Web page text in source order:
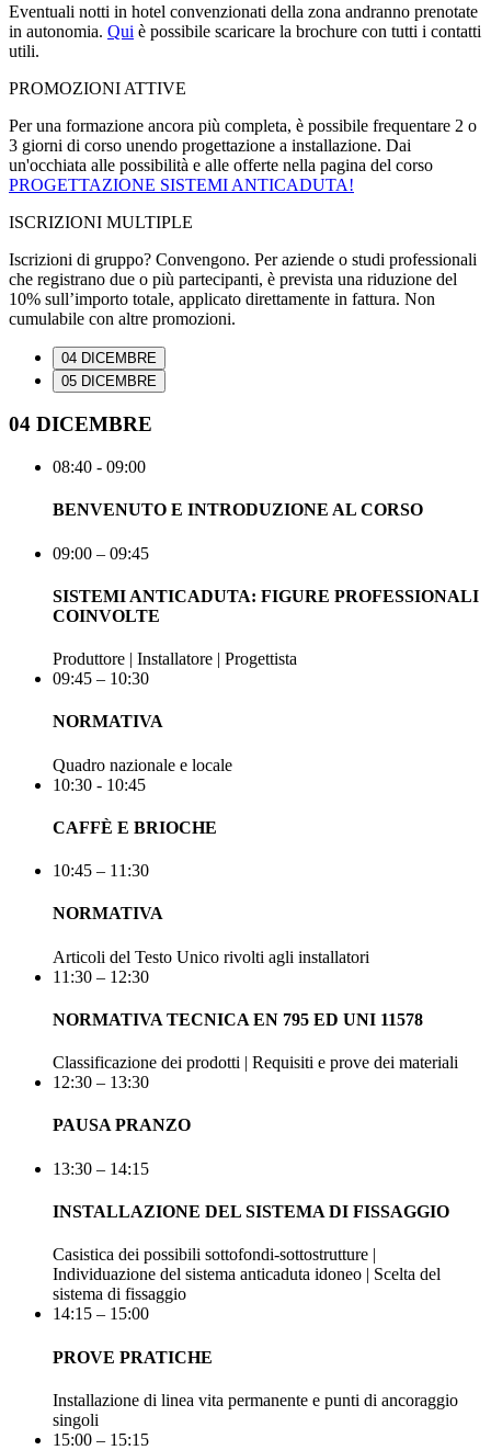
Eventuali notti in hotel convenzionati della zona andranno prenotate
in autonomia. Qui è possibile scaricare la brochure con tutti i contatti
utili.
PROMOZIONI ATTIVE
Per una formazione ancora più completa, è possibile frequentare 2 o
3 giorni di corso unendo progettazione a installazione. Dai
un'occhiata alle possibilità e alle offerte nella pagina del corso
PROGETTAZIONE SISTEMI ANTICADUTA!
ISCRIZIONI MULTIPLE
Iscrizioni di gruppo? Convengono. Per aziende o studi professionali
che registrano due o più partecipanti, è prevista una riduzione del
10% sull’importo totale, applicato direttamente in fattura. Non
cumulabile con altre promozioni.
04 DICEMBRE
05 DICEMBRE
04 DICEMBRE
08:40 - 09:00
BENVENUTO E INTRODUZIONE AL CORSO
09:00 – 09:45
SISTEMI ANTICADUTA: FIGURE PROFESSIONALI
COINVOLTE
Produttore | Installatore | Progettista
09:45 – 10:30
NORMATIVA
Quadro nazionale e locale
10:30 - 10:45
CAFFÈ E BRIOCHE
10:45 – 11:30
NORMATIVA
Articoli del Testo Unico rivolti agli installatori
11:30 – 12:30
NORMATIVA TECNICA EN 795 ED UNI 11578
Classificazione dei prodotti | Requisiti e prove dei materiali
12:30 – 13:30
PAUSA PRANZO
13:30 – 14:15
INSTALLAZIONE DEL SISTEMA DI FISSAGGIO
Casistica dei possibili sottofondi-sottostrutture |
Individuazione del sistema anticaduta idoneo | Scelta del
sistema di fissaggio
14:15 – 15:00
PROVE PRATICHE
Installazione di linea vita permanente e punti di ancoraggio
singoli
15:00 – 15:15